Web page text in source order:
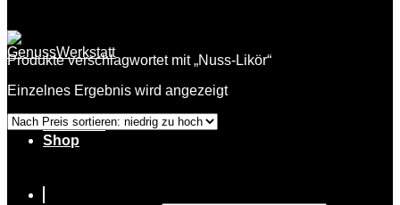
Über uns
Shop
Produkte verschlagwortet mit „Nuss-Likör“
Einzelnes Ergebnis wird angezeigt